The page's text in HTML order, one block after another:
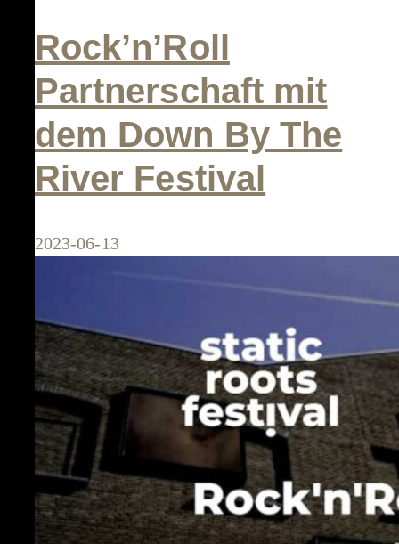
Rock’n’Roll
Partnerschaft mit
dem Down By The
River Festival
2023-06-13